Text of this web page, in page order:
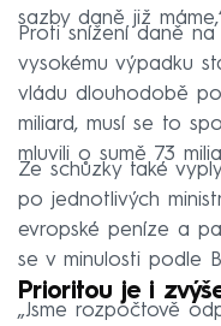
sazby daně již
Proti snížení daně
vysokému výpadku
vládu dlouhodobě
miliard, musí se to
mluvili o sumě 73
Ze schůzky také
po jednotlivých
evropské peníze a
se v minulosti podle
Prioritou je i
„Jsme rozpočtově